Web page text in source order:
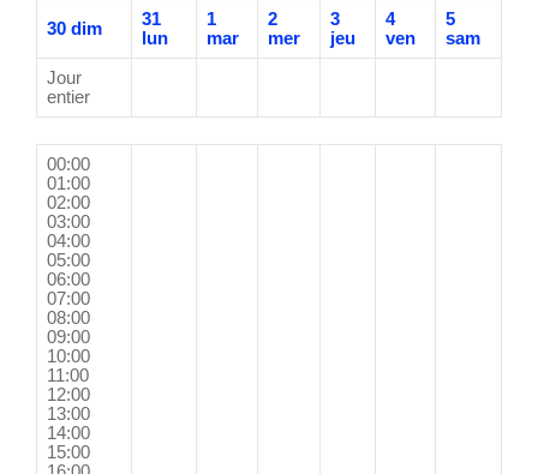
30 dim
31
lun
1
mar
2
mer
3
jeu
4
ven
5
sam
Jour
entier
00:00
01:00
02:00
03:00
04:00
05:00
06:00
07:00
08:00
09:00
10:00
11:00
12:00
13:00
14:00
15:00